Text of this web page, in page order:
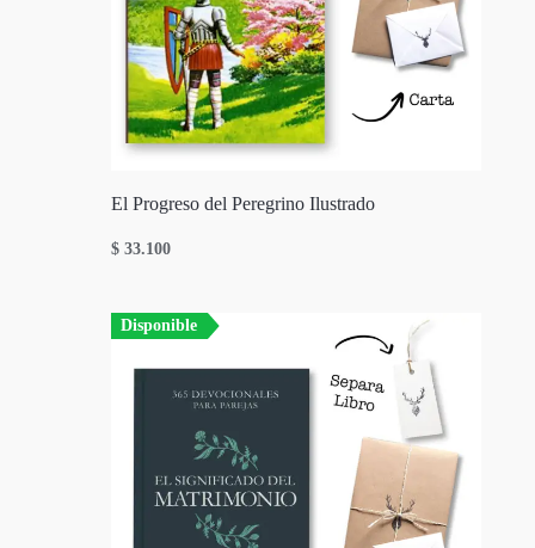
El Progreso del Peregrino Ilustrado
$ 33.100
Disponible